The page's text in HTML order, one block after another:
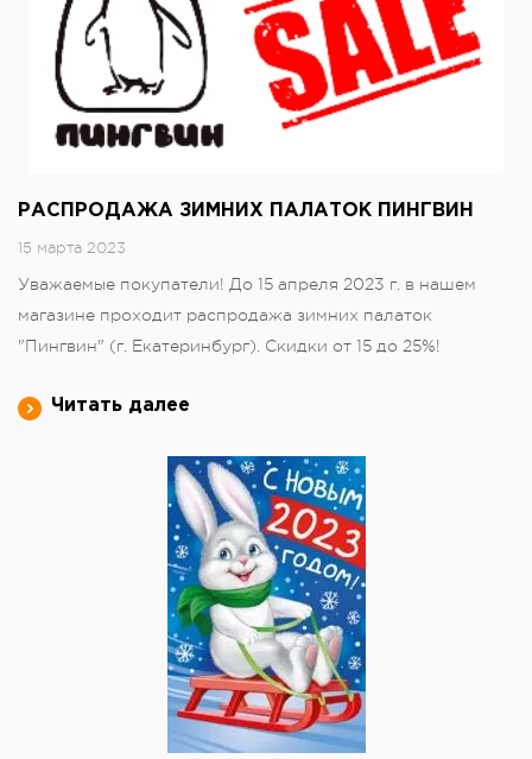
РАСПРОДАЖА ЗИМНИХ ПАЛАТОК ПИНГВИН
15 марта 2023
Уважаемые покупатели! До 15 апреля 2023 г. в нашем
магазине проходит распродажа зимних палаток
"Пингвин" (г. Екатеринбург). Скидки от 15 до 25%!
Читать далее